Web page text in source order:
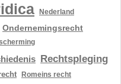
Nederland
Ondernemingsrecht
Rechtspleging
Romeins recht